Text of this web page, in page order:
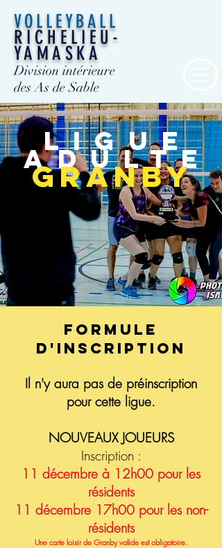
VOLLEYBALL
RICHELIEU-
YAMASKA
Division intérieure
des As de Sable
Ligue
adulte
granby
FORMULE
D'INSCRIPTION
Il n'y aura pas de préinscription
pour cette ligue.
NOUVEAUX JOUEURS
Inscription :
11 décembre à 12h00 pour les
résidents
11 décembre 17h00 pour les non-
résidents
Une carte loisir de Granby valide est obligatoire.